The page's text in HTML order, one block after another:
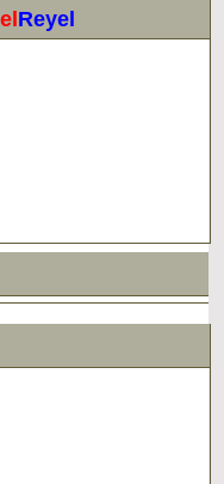
elReyel